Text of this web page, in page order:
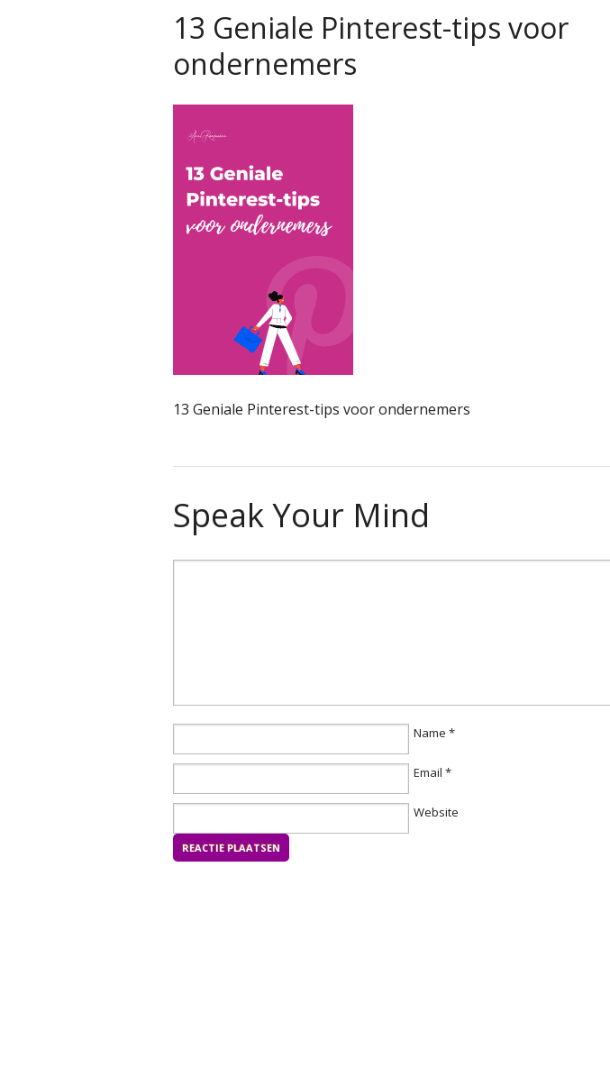
13 Geniale Pinterest-tips voor
ondernemers
13 Geniale Pinterest-tips voor ondernemers
Speak Your Mind
Name *
Email *
Website